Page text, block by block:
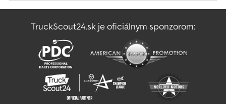
Rauch Axeo 18.1 H
Rauch Axera
TruckScout24.sk je oficiálnym sponzorom: